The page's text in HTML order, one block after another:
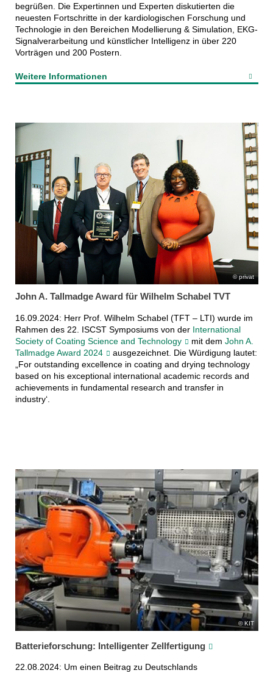
begrüßen. Die Expertinnen und Experten diskutierten die
neuesten Fortschritte in der kardiologischen Forschung und
Technologie in den Bereichen Modellierung & Simulation, EKG-
Signalverarbeitung und künstlicher Intelligenz in über 220
Vorträgen und 200 Postern.
Weitere Informationen
privat
John A. Tallmadge Award für Wilhelm Schabel TVT
16.09.2024: Herr Prof. Wilhelm Schabel (TFT – LTI) wurde im
Rahmen des 22. ISCST Symposiums von der International
Society of Coating Science and Technology
mit dem John A.
Tallmadge Award 2024
ausgezeichnet. Die Würdigung lautet:
„For outstanding excellence in coating and drying technology
based on his exceptional international academic records and
achievements in fundamental research and transfer in
industry‘.
KIT
Batterieforschung: Intelligenter Zellfertigung
22.08.2024: Um einen Beitrag zu Deutschlands